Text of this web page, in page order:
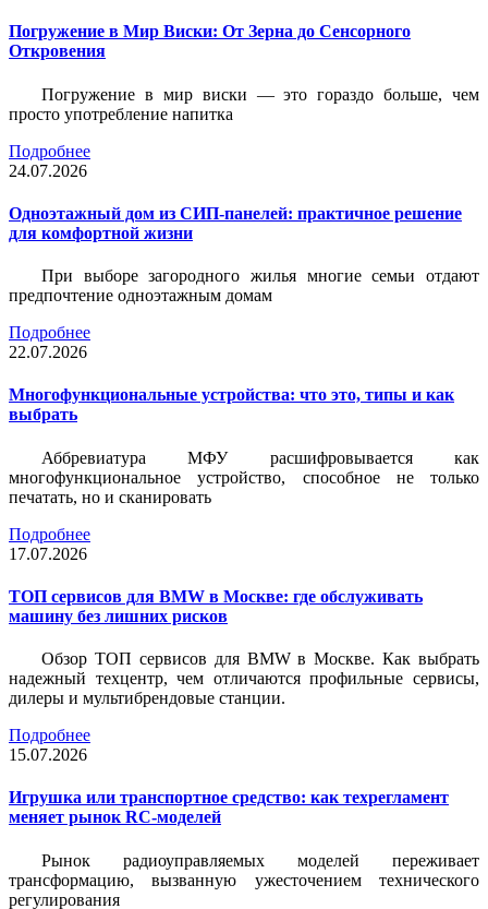
Погружение в Мир Виски: От Зерна до Сенсорного
Откровения
Погружение в мир виски — это гораздо больше, чем
просто употребление напитка
Подробнее
24.07.2026
Одноэтажный дом из СИП-панелей: практичное решение
для комфортной жизни
При выборе загородного жилья многие семьи отдают
предпочтение одноэтажным домам
Подробнее
22.07.2026
Многофункциональные устройства: что это, типы и как
выбрать
Аббревиатура МФУ расшифровывается как
многофункциональное устройство, способное не только
печатать, но и сканировать
Подробнее
17.07.2026
ТОП сервисов для BMW в Москве: где обслуживать
машину без лишних рисков
Обзор ТОП сервисов для BMW в Москве. Как выбрать
надежный техцентр, чем отличаются профильные сервисы,
дилеры и мультибрендовые станции.
Подробнее
15.07.2026
Игрушка или транспортное средство: как техрегламент
меняет рынок RC-моделей
Рынок радиоуправляемых моделей переживает
трансформацию, вызванную ужесточением технического
регулирования